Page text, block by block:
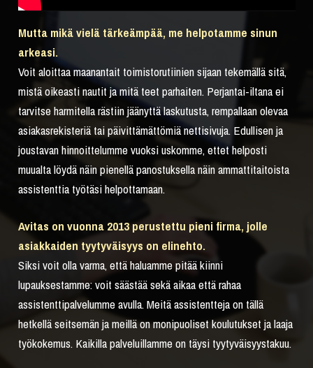
Mutta mikä vielä tärkeämpää, me helpotamme sinun
arkeasi.
Voit aloittaa maanantait toimistorutiinien sijaan tekemällä sitä,
mistä oikeasti nautit ja mitä teet parhaiten. Perjantai-iltana ei
tarvitse harmitella rästiin jäänyttä laskutusta, rempallaan olevaa
asiakasrekisteriä tai päivittämättömiä nettisivuja. Edullisen ja
joustavan hinnoittelumme vuoksi uskomme, ettet helposti
muualta löydä näin pienellä panostuksella näin ammattitaitoista
assistenttia työtäsi helpottamaan.
Avitas on vuonna 2013 perustettu pieni firma, jolle
asiakkaiden tyytyväisyys on elinehto.
Siksi voit olla varma, että haluamme pitää kiinni
lupauksestamme: voit säästää sekä aikaa että rahaa
assistenttipalvelumme avulla. Meitä assistentteja on tällä
hetkellä seitsemän ja meillä on monipuoliset koulutukset ja laaja
työkokemus. Kaikilla palveluillamme on täysi tyytyväisyystakuu.